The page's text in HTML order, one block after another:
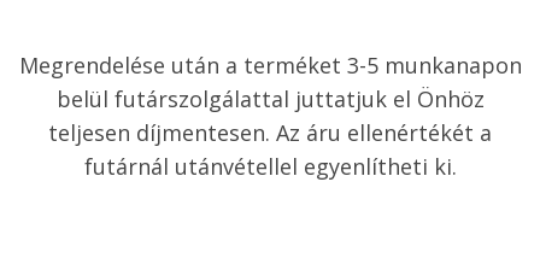
Megrendelése után a terméket 3-5 munkanapon
belül futárszolgálattal juttatjuk el Önhöz
teljesen díjmentesen. Az áru ellenértékét a
futárnál utánvétellel egyenlítheti ki.